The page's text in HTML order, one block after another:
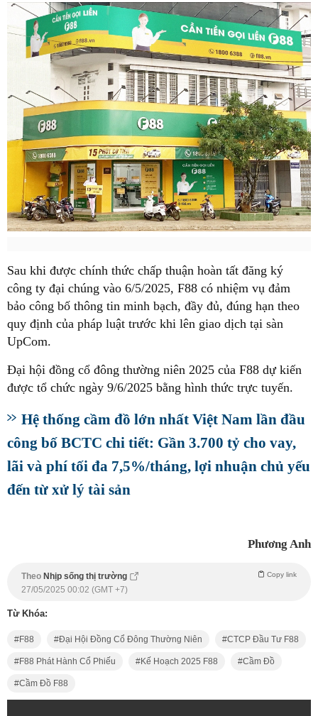
Sau khi được chính thức chấp thuận hoàn tất đăng ký
công ty đại chúng vào 6/5/2025, F88 có nhiệm vụ đảm
bảo công bố thông tin minh bạch, đầy đủ, đúng hạn theo
quy định của pháp luật trước khi lên giao dịch tại sàn
UpCom.
Đại hội đồng cổ đông thường niên 2025 của F88 dự kiến
được tổ chức ngày 9/6/2025 bằng hình thức trực tuyến.
Hệ thống cầm đồ lớn nhất Việt Nam lần đầu
công bố BCTC chi tiết: Gần 3.700 tỷ cho vay,
lãi và phí tối đa 7,5%/tháng, lợi nhuận chủ yếu
đến từ xử lý tài sản
Phương Anh
Theo Nhịp sống thị trường Copy link
27/05/2025 00:02 (GMT +7)
Từ Khóa:
F88 Đại Hội Đồng Cổ Đông Thường Niên CTCP Đầu Tư F88
F88 Phát Hành Cổ Phiếu Kế Hoạch 2025 F88 Cầm Đồ
Cầm Đồ F88